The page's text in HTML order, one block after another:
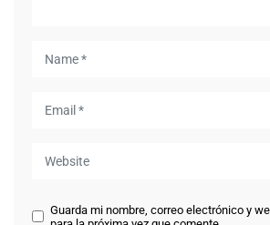
Guarda mi nombre, correo electrónico y